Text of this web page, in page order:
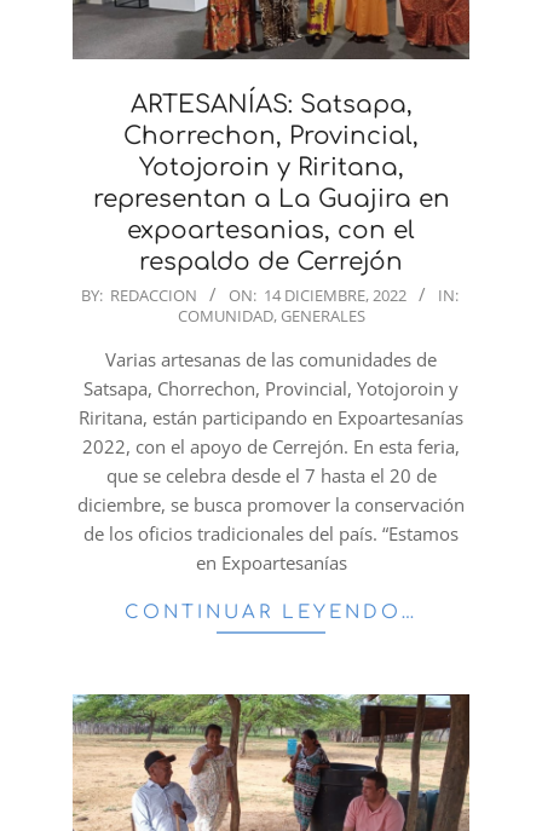
ARTESANÍAS: Satsapa,
Chorrechon, Provincial,
Yotojoroin y Riritana,
representan a La Guajira en
expoartesanias, con el
respaldo de Cerrejón
2022-
BY: REDACCION ON: 14 DICIEMBRE, 2022
IN:
COMUNIDAD, GENERALES
Varias artesanas de las comunidades de
Satsapa, Chorrechon, Provincial, Yotojoroin y
Riritana, están participando en Expoartesanías
2022, con el apoyo de Cerrejón. En esta feria,
que se celebra desde el 7 hasta el 20 de
diciembre, se busca promover la conservación
de los oficios tradicionales del país. “Estamos
en Expoartesanías
CONTINUAR LEYENDO…